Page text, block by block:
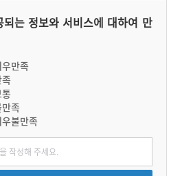
는 정보와 서비스에 대하여 만
우만족
족
통
족
우불만족